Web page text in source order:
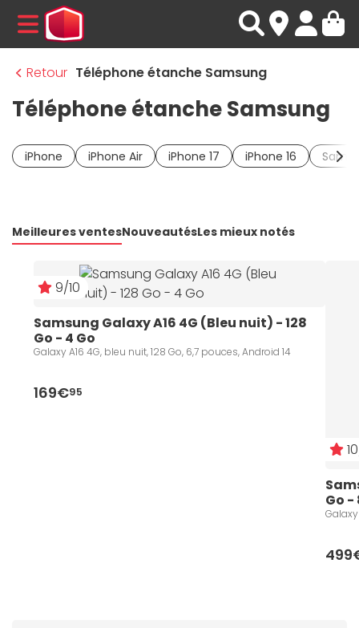
MENU
Retour Téléphone étanche Samsung
Téléphone étanche Samsung
iPhone iPhone Air iPhone 17 iPhone 16
Meilleures ventesNouveautésLes mieux notés
9/10
Samsung Galaxy A16 4G (Bleu nuit) - 128
Go - 4 Go
Galaxy A16 4G, bleu nuit, 128 Go, 6,7 pouces, Android 14
169€95
Go -